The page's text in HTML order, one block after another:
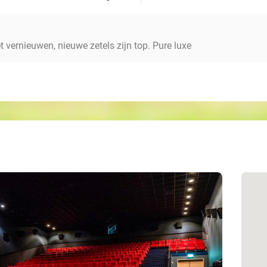
vernieuwen, nieuwe zetels zijn top. Pure luxe